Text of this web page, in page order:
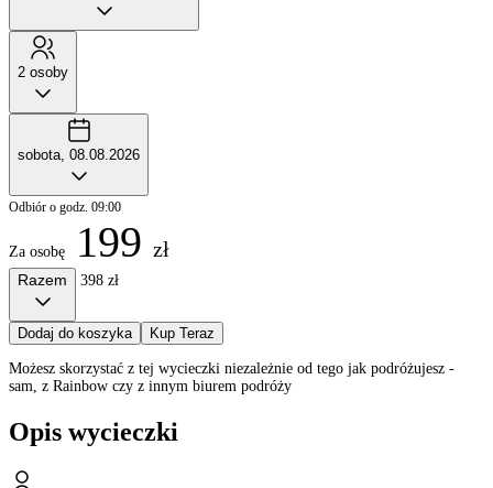
2 osoby
sobota, 08.08.2026
Odbiór o godz. 09:00
Za osobę 199 zł
Razem 398 zł
Dodaj do koszyka Kup Teraz
Możesz skorzystać z tej wycieczki niezależnie od tego jak podróżujesz -
sam, z Rainbow czy z innym biurem podróży
Opis wycieczki